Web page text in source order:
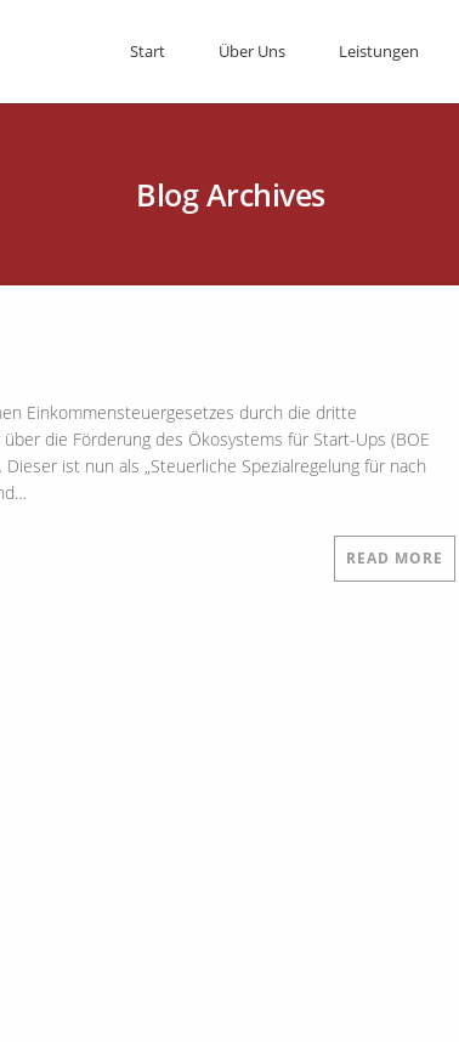
Start Über Uns Leistungen
Blog Archives
Einkommensteuergesetzes durch die dritte
die Förderung des Ökosystems für Start-Ups (BOE
ist nun als „Steuerliche Spezialregelung für nach
READ MORE